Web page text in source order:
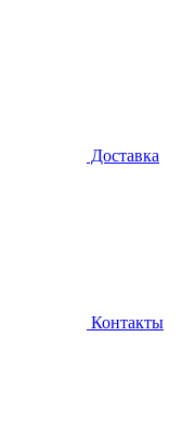
Доставка
Контакты